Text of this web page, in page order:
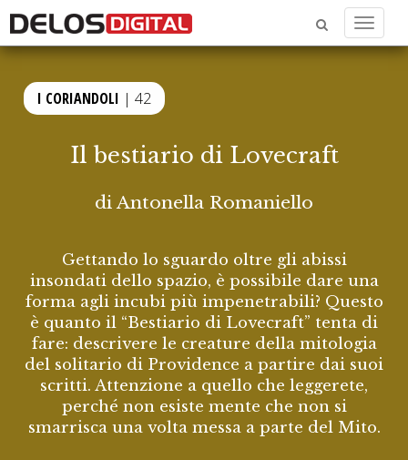
Menu
I CORIANDOLI | 42
Il bestiario di Lovecraft
diAntonella Romaniello
Gettando lo sguardo oltre gli abissi
insondati dello spazio, è possibile dare una
forma agli incubi più impenetrabili? Questo
è quanto il “Bestiario di Lovecraft” tenta di
fare: descrivere le creature della mitologia
del solitario di Providence a partire dai suoi
scritti. Attenzione a quello che leggerete,
perché non esiste mente che non si
smarrisca una volta messa a parte del Mito.